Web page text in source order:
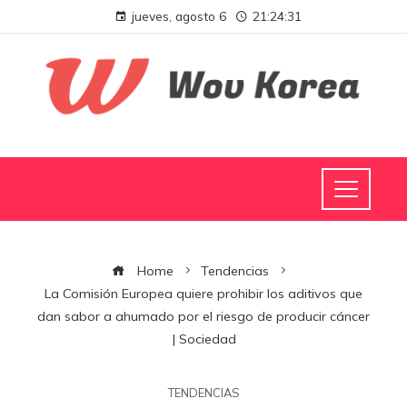
jueves, agosto 6 21:24:32
Home
Tendencias
La Comisión Europea quiere prohibir los aditivos que
dan sabor a ahumado por el riesgo de producir cáncer
| Sociedad
TENDENCIAS